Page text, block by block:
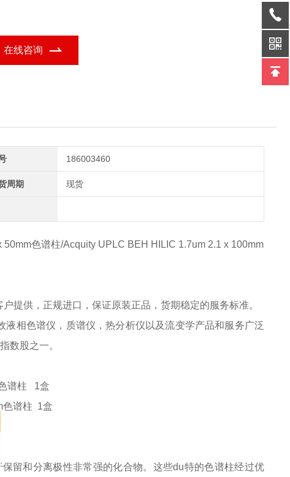
在线咨询
186003460
周期 现货
色谱柱/Acquity UPLC BEH HILIC 1.7um 2.1 x 100mm
提供，正规进口，保证原装正品，货期稳定的服务标准。
相色谱仪，质谱仪，热分析仪以及流变学产品和服务广泛
数股之一。
谱柱 1盒
色谱柱 1盒
留和分离极性非常强的化合物。这些du特的色谱柱经过优